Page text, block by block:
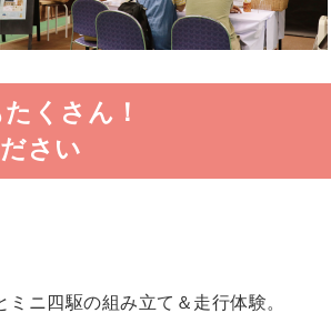
くさん！
さい
ミニ四駆の組み立て＆走行体験。